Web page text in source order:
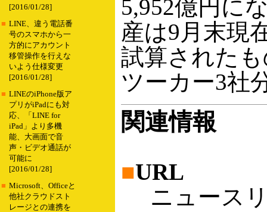
[2016/01/28]
■ LINE、違う電話番
号のスマホから一
方的にアカウント
移管操作を行えな
いよう仕様変更
[2016/01/28]
■ LINEのiPhone版ア
プリがiPadにも対
応、「LINE for
iPad」より多機
能、大画面で音
声・ビデオ通話が
可能に
[2016/01/28]
■ Microsoft、Officeと
他社クラウドスト
レージとの連携を
5,952億円に
産は9月末現
試算された
ツーカー3社
関連情報
■URL
ニュース